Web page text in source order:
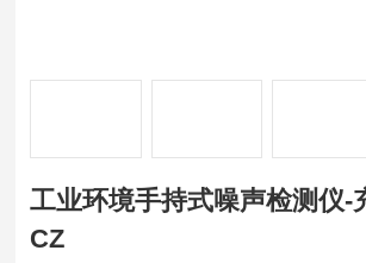
工业环境手持式噪声检测仪-
CZ